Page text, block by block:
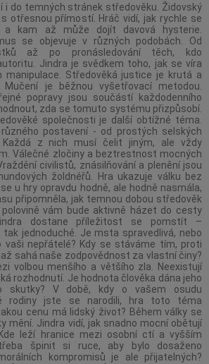
i do temných stránek středověku. Židovský
otřesnou přímostí. Hráč vidí, jak rychle se
kam až může dojít davová hysterie.
se objevuje v různých podobách. Od
až po pronásledování těch, kdo
Jindra je svědkem toho, jak se víra
Středověká justice je krutá a
Mučení je běžnou vyšetřovací metodou.
popravy jsou součástí každodenního
zda se tomuto systému přizpůsobí.
společnosti je další obtížné téma.
postavení - od prostých selských
Každá z nich musí čelit jiným, ale vždy
Válečné zločiny a beztrestnost mocných
civilistů, znásilňování a plenění jsou
žoldnéřů. Hra ukazuje válku bez
u hry opravdu hodně, ale hodně nasmála,
připomněla, jak temnou dobou středověk
polovině vám bude aktivně házet do cesty
dostane příležitost se pomstít –
tak jednoduché. Je msta spravedlivá, nebo
vaši nepřátelé? Kdy se stáváme tím, proti
sahá naše zodpovědnost za vlastní činy?
volbou menšího a většího zla. Neexistují
rozhodnutí. Je hodnota člověka dána jeho
skutky? V době, kdy o vašem osudu
rodiny jste se narodili, hra toto téma
cenu má lidský život? Během války se
mění. Jindra vidí, jak snadno mocní obětují
leží hranice mezi osobní ctí a vyšším
špinit si ruce, aby bylo dosaženo
kompromisů je ale přijatelných?